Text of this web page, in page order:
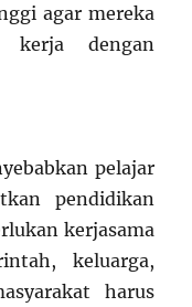
agar mereka
kerja dengan
pelajar
pendidikan
kerjasama
keluarga,
harus